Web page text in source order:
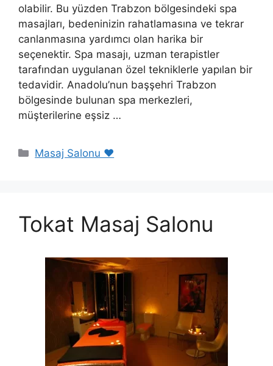
olabilir. Bu yüzden Trabzon bölgesindeki spa
masajları, bedeninizin rahatlamasına ve tekrar
canlanmasına yardımcı olan harika bir
seçenektir. Spa masajı, uzman terapistler
tarafından uygulanan özel tekniklerle yapılan bir
tedavidir. Anadolu’nun başşehri Trabzon
bölgesinde bulunan spa merkezleri,
müşterilerine eşsiz …
Kategoriler
Masaj Salonu ❤️
Tokat Masaj Salonu